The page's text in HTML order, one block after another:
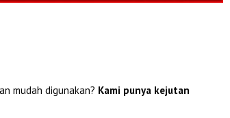
mudah digunakan? Kami punya kejutan